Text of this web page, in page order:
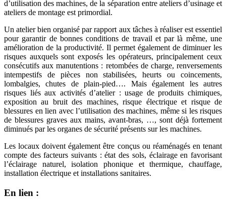
d’utilisation des machines, de la séparation entre ateliers d’usinage et
ateliers de montage est primordial.
Un atelier bien organisé par rapport aux tâches à réaliser est essentiel
pour garantir de bonnes conditions de travail et par là même, une
amélioration de la productivité. Il permet également de diminuer les
risques auxquels sont exposés les opérateurs, principalement ceux
consécutifs aux manutentions : retombées de charge, renversements
intempestifs de pièces non stabilisées, heurts ou coincements,
lombalgies, chutes de plain-pied…. Mais également les autres
risques liés aux activités d’atelier : usage de produits chimiques,
exposition au bruit des machines, risque électrique et risque de
blessures en lien avec l’utilisation des machines, même si les risques
de blessures graves aux mains, avant-bras, …, sont déjà fortement
diminués par les organes de sécurité présents sur les machines.
Les locaux doivent également être conçus ou réaménagés en tenant
compte des facteurs suivants : état des sols, éclairage en favorisant
l’éclairage naturel, isolation phonique et thermique, chauffage,
installation électrique et installations sanitaires.
En lien :